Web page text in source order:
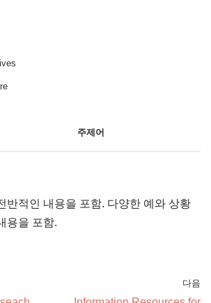
주제어
반적인 내용을 포함. 다양한 예와 상황
용을 포함.
다음